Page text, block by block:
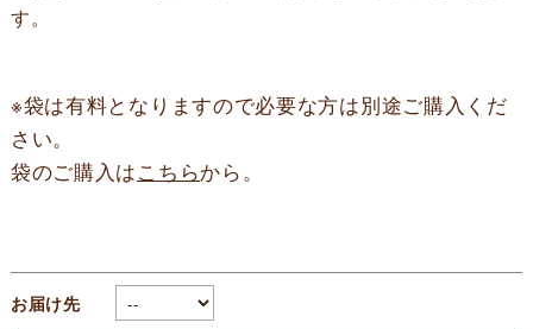
す。
※袋は有料となりますので必要な方は別途ご購入くだ
さい。
袋のご購入はこちらから。
お届け先